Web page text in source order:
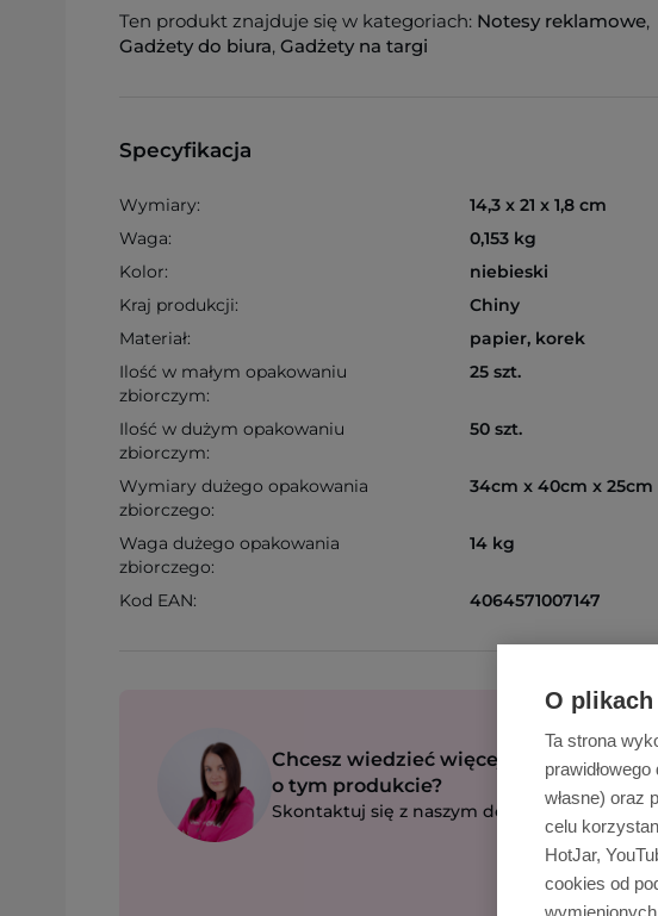
O
Ta strona
własne) oraz
celu
HotJar,
cookies od
Ten produkt znajduje się w kategoriach: Notesy reklamowe,
Gadżety do biura, Gadżety na targi
Specyfikacja
Wymiary:
14,3 x 21 x 1,8 cm
Waga:
0,153 kg
Kolor:
niebieski
Kraj produkcji:
Chiny
Materiał:
papier, korek
Ilość w małym opakowaniu
zbiorczym:
25 szt.
Ilość w dużym opakowaniu
zbiorczym:
50 szt.
Wymiary dużego opakowania
zbiorczego:
34cm x 40cm x 25cm
Waga dużego opakowania
zbiorczego:
14 kg
Kod EAN: 4064571007147
Chcesz wiedzieć więcej
o tym produkcie?
Skontaktuj się z naszym doradcą!
Wyślij